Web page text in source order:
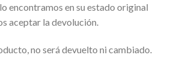
encontramos en su estado original
aceptar la devolución.
no será devuelto ni cambiado.